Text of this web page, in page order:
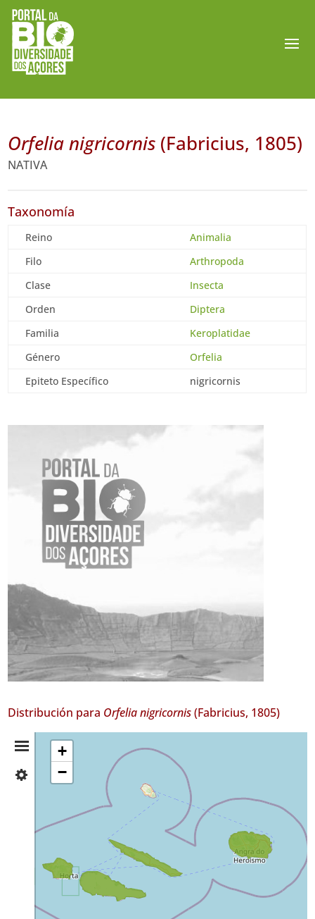
Orfelia nigricornis (Fabricius, 1805)
NATIVA
Taxonomía
Reino
Animalia
Filo
Arthropoda
Clase
Insecta
Orden
Diptera
Familia
Keroplatidae
Género
Orfelia
Epiteto Específico
nigricornis
Distribución para Orfelia nigricornis(Fabricius, 1805)
Resumen
Faial
Pico
✓
São
Jorge
10
+
−